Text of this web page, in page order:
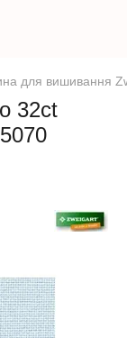
для вишивання
32ct